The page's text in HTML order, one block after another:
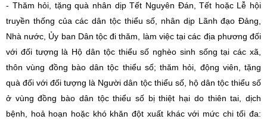
- Thăm hỏi, tặng quà nhân dịp Tết Nguyên Đán, Tết hoặc Lễ hội
truyền thống của các dân tộc thiểu số, nhân dịp Lãnh đạo Đảng,
Nhà nước, Ủy ban Dân tộc đi thăm, làm việc tại các địa phương đối
với đối tượng là Hộ dân tộc thiểu số nghèo sinh sống tại các xã,
thôn vùng đồng bào dân tộc thiểu số; thăm hỏi, động viên, tặng
quà đối với đối tượng là Người dân tộc thiểu số, hộ dân tộc thiểu số
ở vùng đồng bào dân tộc thiểu số bị thiệt hại do thiên tai, dịch
bệnh, hoả hoạn hoặc khó khăn đột xuất khác với mức chi tối đa: